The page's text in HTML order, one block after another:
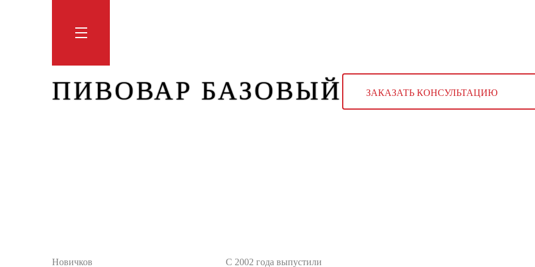
ПИВОВАР БАЗОВЫЙ ЗАКАЗАТЬ КОНСУЛЬТАЦИЮ
Новичков
С 2002 года выпустили